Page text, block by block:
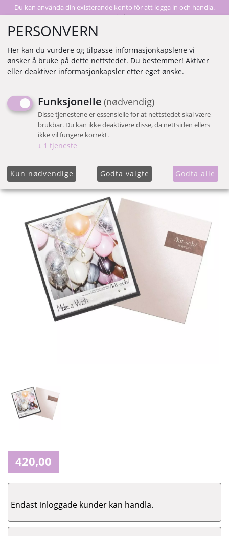
Du kan använda din existerande konto för att logga in och handla.
Logga in här
KIT.SCH MAKE A WISH -
INSTA PAVE COLLECTION
420,00
Endast inloggade kunder kan handla.
PERSONVERN
Her kan du vurdere og tilpasse informasjonkapslene vi
ønsker å bruke på dette nettstedet. Du bestemmer! Aktiver
eller deaktiver informasjonkapsler etter eget ønske.
Funksjonelle (nødvendig)
Disse tjenestene er essensielle for at nettstedet skal være
brukbar. Du kan ikke deaktivere disse, da nettsiden ellers
ikke vil fungere korrekt.
↓ 1 tjeneste
Kun nødvendige Godta valgte Godta alle